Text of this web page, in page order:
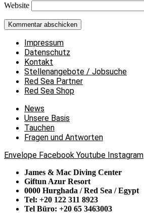
Website
Impressum
Datenschutz
Kontakt
Stellenangebote / Jobsuche
Red Sea Partner
Red Sea Shop
News
Unsere Basis
Tauchen
Fragen und Antworten
Envelope Facebook Youtube Instagram
James & Mac Diving Center
Giftun Azur Resort
0000 Hurghada / Red Sea / Egypt
Tel: +20 122 311 8923
Tel Büro: +20 65 3463003